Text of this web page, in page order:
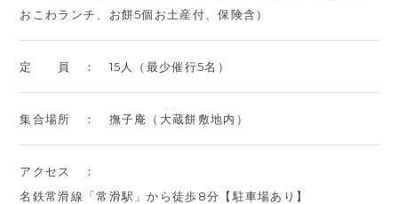
おこわランチ、お餅5個お土産付、保険含）
定 員 ： 15人（最少催行5名）
集合場所 ： 撫子庵（大蔵餅敷地内）
アクセス ：
名鉄常滑線「常滑駅」から徒歩8分【駐車場あり】